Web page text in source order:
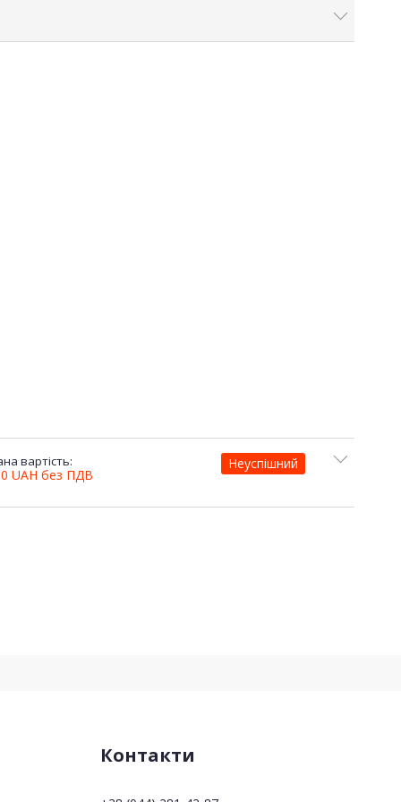
вартість:
UAH без ПДВ
Неуспішний
Контакти